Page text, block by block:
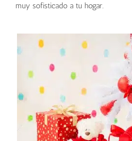
muy sofisticado a tu hogar.